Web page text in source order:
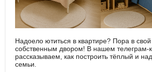
Надоело ютиться в квартире? Пора в
собственным двором! В нашем телеграм-
рассказываем, как построить тёплый и
семьи.